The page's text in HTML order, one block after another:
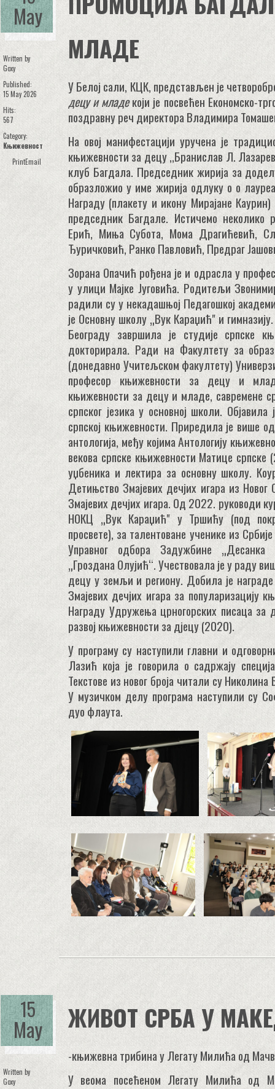
May
Written by
Goxy
Published:
15 May 2026
Hits:
567
Category:
Књижевност
PrintEmail
МЛАДЕ
У Белој сали, КЦК, представљен је
децу и младекоји је посвећен Економско-
поздравну реч директора Владимира
На овој манифестацији уручена је
књижевности за децу ,,Бранислав Л.
клуб Багдала. Председник жирија за
образложио у име жирија одлуку о о
Награду (плакету и икону Мирајане
председник Багдале. Истичемо неколико
Ерић, Миња Субота, Мома Драгићевић,
Ђуричковић, Ранко Павловић, Предраг
Зорана Опачић рођена је и одрасла у
у улици Мајке Југовића. Родитељи
радили су у некадашњој Педагошкој
је Основну школу „Вук Караџић" и
Београду завршила је студије српске
докторирала. Ради на Факултету за
(донедавно Учитељском факултету)
професор књижевности за децу и
књижевности за децу и младе, савремене
српског језика у основној школи.
српској књижевности. Приредила је више
антологија, међу којима Антологију
векова српске књижевности Матице српске
уџбеника и лектира за основну школу.
Детињство Змајевих дечјих игара из
Змајевих дечјих игара. Од 2022. руководи
НОКЦ „Вук Караџић" у Тршићу (под
просвете), за талентоване ученике из
Управног одбора Задужбине
„Гроздана Олујић“. Учествовала је у раду
децу у земљи и региону. Добила је
Змајевих дечјих игара за
Награду Удружења црногорских писаца
развој књижевности за дјецу (2020).
У програму су наступили главни и
Лазић која је говорила о садржају
Текстове из новог броја читали су
У музичком делу програма наступили су
дуо флаута.
15
May
Written by
Goxy
ЖИВОТ СРБА У
-књижевна трибина у Легату Милића од
У веома посећеном Легату Милића од